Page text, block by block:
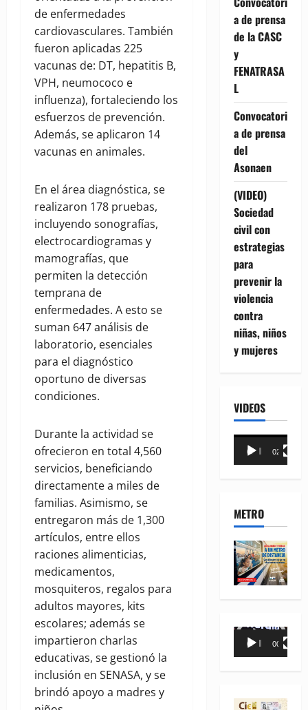
de enfermedades
cardiovasculares. También
fueron aplicadas 225
vacunas de: DT, hepatitis B,
VPH, neumococo e
influenza), fortaleciendo los
esfuerzos de prevención.
Además, se aplicaron 14
vacunas en animales.
En el área diagnóstica, se
realizaron 178 pruebas,
incluyendo sonografías,
electrocardiogramas y
mamografías, que
permiten la detección
temprana de
enfermedades. A esto se
suman 647 análisis de
laboratorio, esenciales
para el diagnóstico
oportuno de diversas
condiciones.
Durante la actividad se
ofrecieron en total 4,560
servicios, beneficiando
directamente a miles de
familias. Asimismo, se
entregaron más de 1,300
artículos, entre ellos
raciones alimenticias,
medicamentos,
mosquiteros, regalos para
adultos mayores, kits
escolares; además se
impartieron charlas
educativas, se gestionó la
inclusión en SENASA, y se
brindó apoyo a madres y
a de prensa
de la CASC
y
FENATRASA
L
Convocatori
a de prensa
del
Asonaen
(VIDEO)
Sociedad
civil con
estrategias
para
prevenir la
violencia
contra
niñas, niños
y mujeres
VIDEOS
Reproductor
00:00 02:18
METRO
Reproductor
00:00 00:35